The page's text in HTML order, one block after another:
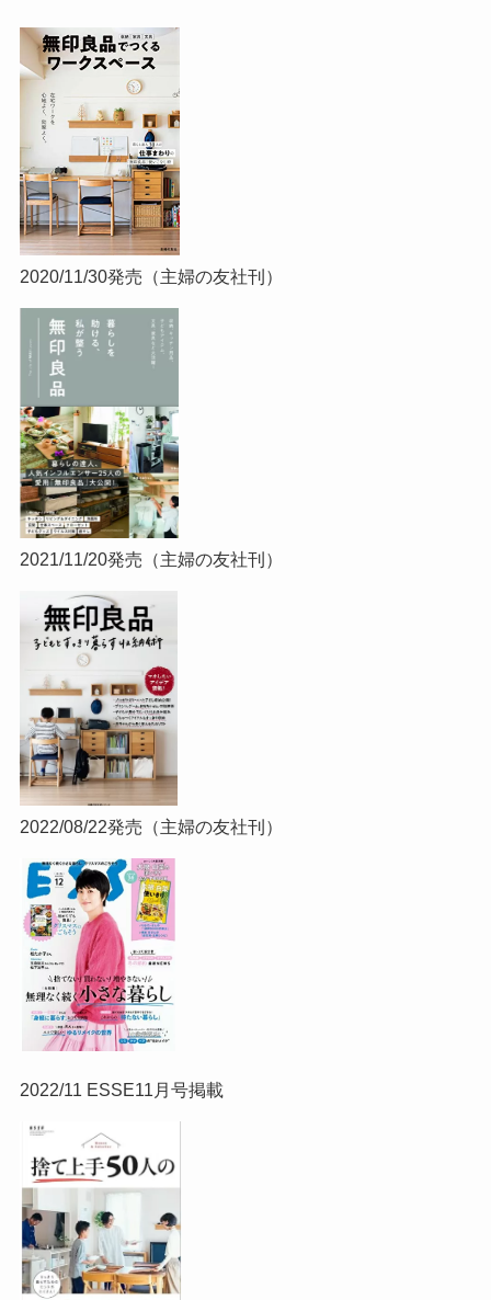
2020/11/30発売（主婦の友社刊）
2021/11/20発売（主婦の友社刊）
2022/08/22発売（主婦の友社刊）
2022/11 ESSE11月号掲載